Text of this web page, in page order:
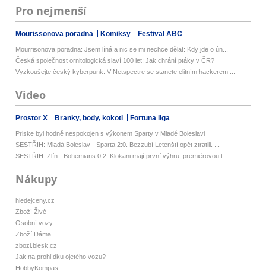
Pro nejmenší
Mourissonova poradna Komiksy Festival ABC
Mourrisonova poradna: Jsem líná a nic se mi nechce dělat: Kdy jde o ún...
Česká společnost ornitologická slaví 100 let: Jak chrání ptáky v ČR?
Vyzkoušejte český kyberpunk. V Netspectre se stanete elitním hackerem ...
Video
Prostor X Branky, body, kokoti Fortuna liga
Priske byl hodně nespokojen s výkonem Sparty v Mladé Boleslavi
SESTŘIH: Mladá Boleslav - Sparta 2:0. Bezzubí Letenští opět ztratili. ...
SESTŘIH: Zlín - Bohemians 0:2. Klokani mají první výhru, premiérovou t...
Nákupy
hledejceny.cz
Zboží Živě
Osobní vozy
Zboží Dáma
zbozi.blesk.cz
Jak na prohlídku ojetého vozu?
HobbyKompas